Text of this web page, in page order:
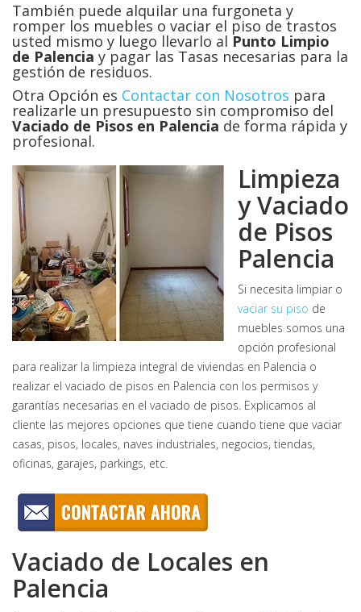
También puede alquilar una furgoneta y
romper los muebles o vaciar el piso de trastos
usted mismo y luego llevarlo al Punto Limpio
de Palencia y pagar las Tasas necesarias para la
gestión de residuos.
Otra Opción es Contactar con Nosotros para
realizarle un presupuesto sin compromiso del
Vaciado de Pisos en Palencia de forma rápida y
profesional.
Limpieza
y Vaciado
de Pisos
Palencia
Si necesita limpiar o
vaciar su piso de
muebles somos una
opción profesional
para realizar la limpieza integral de viviendas en Palencia o
realizar el vaciado de pisos en Palencia con los permisos y
garantías necesarias en el vaciado de pisos. Explicamos al
cliente las mejores opciones que tiene cuando tiene que vaciar
casas, pisos, locales, naves industriales, negocios, tiendas,
oficinas, garajes, parkings, etc.
Vaciado de Locales en
Palencia